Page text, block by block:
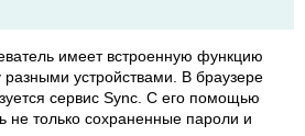
имеет встроенную функцию
устройствами. В браузере
сервис Sync. С его помощью
не только сохраненные пароли и